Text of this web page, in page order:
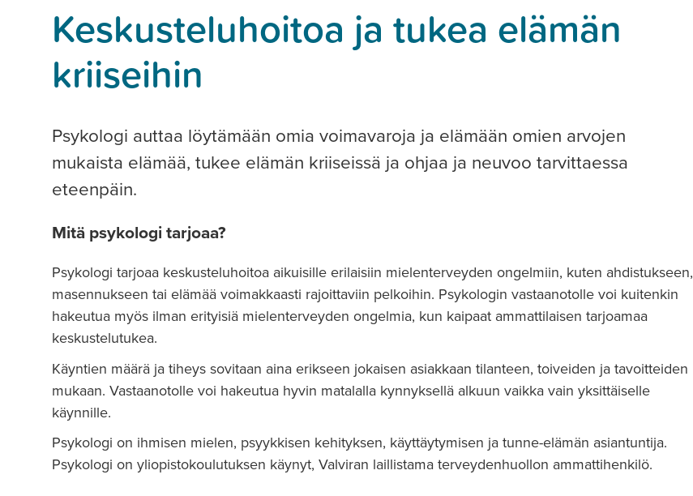
Keskusteluhoitoa ja tukea elämän
kriiseihin
Psykologi auttaa löytämään omia voimavaroja ja elämään omien arvojen
mukaista elämää, tukee elämän kriiseissä ja ohjaa ja neuvoo tarvittaessa
eteenpäin.
Mitä psykologi tarjoaa?
Psykologi tarjoaa keskusteluhoitoa aikuisille erilaisiin mielenterveyden ongelmiin, kuten ahdistukseen,
masennukseen tai elämää voimakkaasti rajoittaviin pelkoihin. Psykologin vastaanotolle voi kuitenkin
hakeutua myös ilman erityisiä mielenterveyden ongelmia, kun kaipaat ammattilaisen tarjoamaa
keskustelutukea.
Käyntien määrä ja tiheys sovitaan aina erikseen jokaisen asiakkaan tilanteen, toiveiden ja tavoitteiden
mukaan. Vastaanotolle voi hakeutua hyvin matalalla kynnyksellä alkuun vaikka vain yksittäiselle
käynnille.
Psykologi on ihmisen mielen, psyykkisen kehityksen, käyttäytymisen ja tunne-elämän asiantuntija.
Psykologi on yliopistokoulutuksen käynyt, Valviran laillistama terveydenhuollon ammattihenkilö.